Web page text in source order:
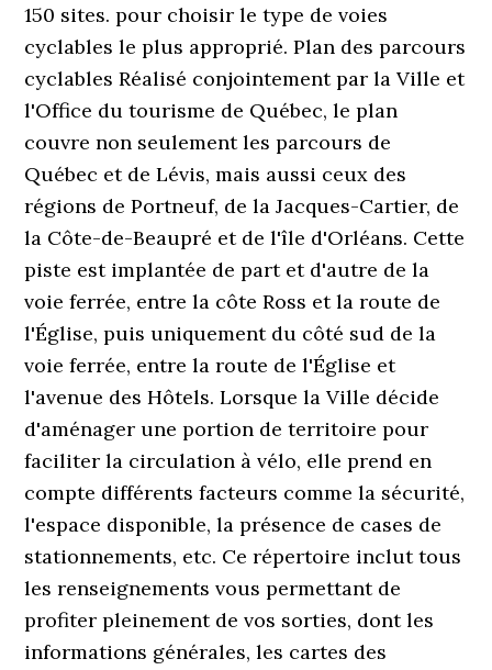
150 sites. pour choisir le type de voies
cyclables le plus approprié. Plan des parcours
cyclables Réalisé conjointement par la Ville et
l'Office du tourisme de Québec, le plan
couvre non seulement les parcours de
Québec et de Lévis, mais aussi ceux des
régions de Portneuf, de la Jacques-Cartier, de
la Côte-de-Beaupré et de l'île d'Orléans. Cette
piste est implantée de part et d'autre de la
voie ferrée, entre la côte Ross et la route de
l'Église, puis uniquement du côté sud de la
voie ferrée, entre la route de l'Église et
l'avenue des Hôtels. Lorsque la Ville décide
d'aménager une portion de territoire pour
faciliter la circulation à vélo, elle prend en
compte différents facteurs comme la sécurité,
l'espace disponible, la présence de cases de
stationnements, etc. Ce répertoire inclut tous
les renseignements vous permettant de
profiter pleinement de vos sorties, dont les
informations générales, les cartes des